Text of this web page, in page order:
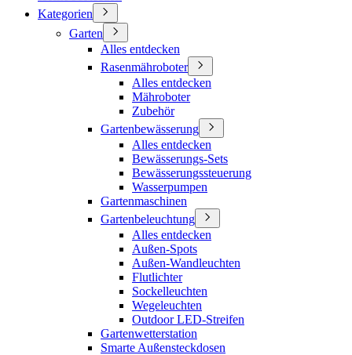
Kategorien
Garten
Alles entdecken
Rasenmähroboter
Alles entdecken
Mähroboter
Zubehör
Gartenbewässerung
Alles entdecken
Bewässerungs-Sets
Bewässerungssteuerung
Wasserpumpen
Gartenmaschinen
Gartenbeleuchtung
Alles entdecken
Außen-Spots
Außen-Wandleuchten
Flutlichter
Sockelleuchten
Wegeleuchten
Outdoor LED-Streifen
Gartenwetterstation
Smarte Außensteckdosen